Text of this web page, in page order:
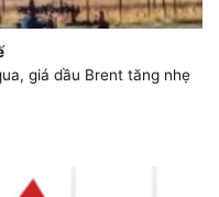
giá dầu Brent tăng nhẹ